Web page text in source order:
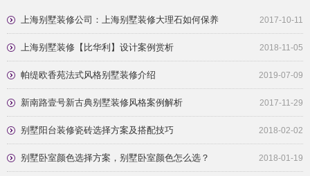
上海别墅装修公司：上海别墅装修大理石如何保养 2017-10-11
上海别墅装修【比华利】设计案例赏析 2018-11-05
帕缇欧香苑法式风格别墅装修介绍 2019-07-09
新南路壹号新古典别墅装修风格案例解析 2017-11-29
别墅阳台装修瓷砖选择方案及搭配技巧 2018-02-02
别墅卧室颜色选择方案，别墅卧室颜色怎么选？ 2018-01-19